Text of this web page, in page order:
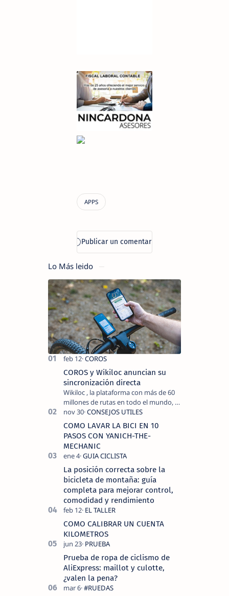
Lo Más leido
COROS y Wikiloc anuncian su
sincronización directa
Wikiloc , la plataforma con más de 60
millones de rutas en todo el mundo, y
COROS , marca de dispositivos GPS
reconocida mundialmente por su
tecnolo…
COMO LAVAR LA BICI EN 10
PASOS CON YANICH-THE-
MECHANIC
La posición correcta sobre la
bicicleta de montaña: guía
completa para mejorar control,
comodidad y rendimiento
COMO CALIBRAR UN CUENTA
KILOMETROS
Prueba de ropa de ciclismo de
AliExpress: maillot y culotte,
¿valen la pena?